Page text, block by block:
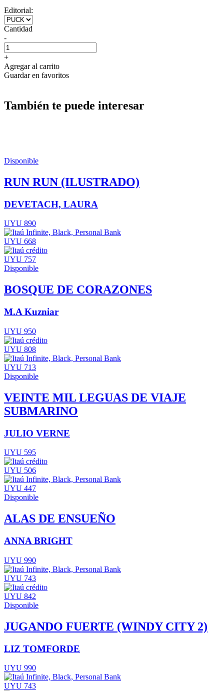
Editorial:
Cantidad
-
+
Agregar al carrito
Guardar en favoritos
También te puede interesar
Disponible
RUN RUN (ILUSTRADO)
DEVETACH, LAURA
UYU 890
UYU 668
UYU 757
Disponible
BOSQUE DE CORAZONES
M.A Kuzniar
UYU 950
UYU 808
UYU 713
Disponible
VEINTE MIL LEGUAS DE VIAJE
SUBMARINO
JULIO VERNE
UYU 595
UYU 506
UYU 447
Disponible
ALAS DE ENSUEÑO
ANNA BRIGHT
UYU 990
UYU 743
UYU 842
Disponible
JUGANDO FUERTE (WINDY CITY 2)
LIZ TOMFORDE
UYU 990
UYU 743